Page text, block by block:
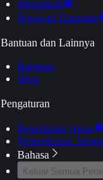
Mengikuti
Riwayat Tontonan
Bantuan dan Lainnya
Bantuan
Blog
Pengaturan
Pengaturan Akun
Pemeriksaan
Bahasa
Keluar Semua